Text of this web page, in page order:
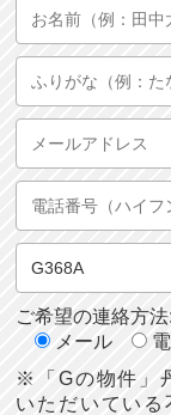
ご希望の連絡方法:
メール
※「Gの物件」
いただいている